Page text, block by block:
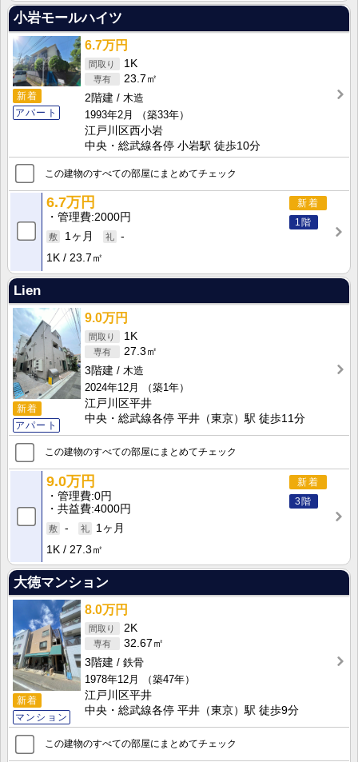
小岩モールハイツ
新着
アパート
6.7万円
1K
23.7㎡
2階建
木造
1993年2月
（築33年）
江戸川区西小岩
中央・総武線各停 小岩駅 徒歩10分
この建物のすべての部屋にまとめてチェック
新着
1階
6.7万円
管理費 2000円
1ヶ月
-
1K
23.7㎡
Lien
新着
アパート
9.0万円
1K
27.3㎡
3階建
木造
2024年12月
（築1年）
江戸川区平井
中央・総武線各停 平井（東京）駅 徒歩11分
この建物のすべての部屋にまとめてチェック
新着
3階
9.0万円
管理費 0円
共益費 4000円
-
1ヶ月
1K
27.3㎡
大徳マンション
新着
マンション
8.0万円
2K
32.67㎡
3階建
鉄骨
1978年12月
（築47年）
江戸川区平井
中央・総武線各停 平井（東京）駅 徒歩9分
この建物のすべての部屋にまとめてチェック